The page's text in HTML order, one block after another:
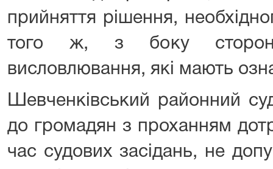
прийняття рішення,
того ж, з боку
висловлювання, які мають
Шевченківський районний
до громадян з проханням
час судових засідань, не